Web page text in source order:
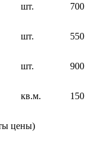
шт. 700
шт. 550
шт. 900
кв.м. 150
цены)